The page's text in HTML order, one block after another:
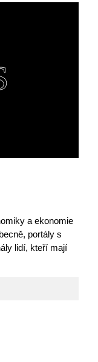
a ekonomie
portály s
lidí, kteří mají